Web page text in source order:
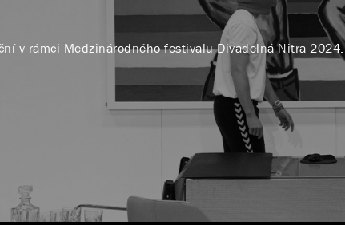
v rámci Medzinárodného festivalu Divadelná Nitra 2024.